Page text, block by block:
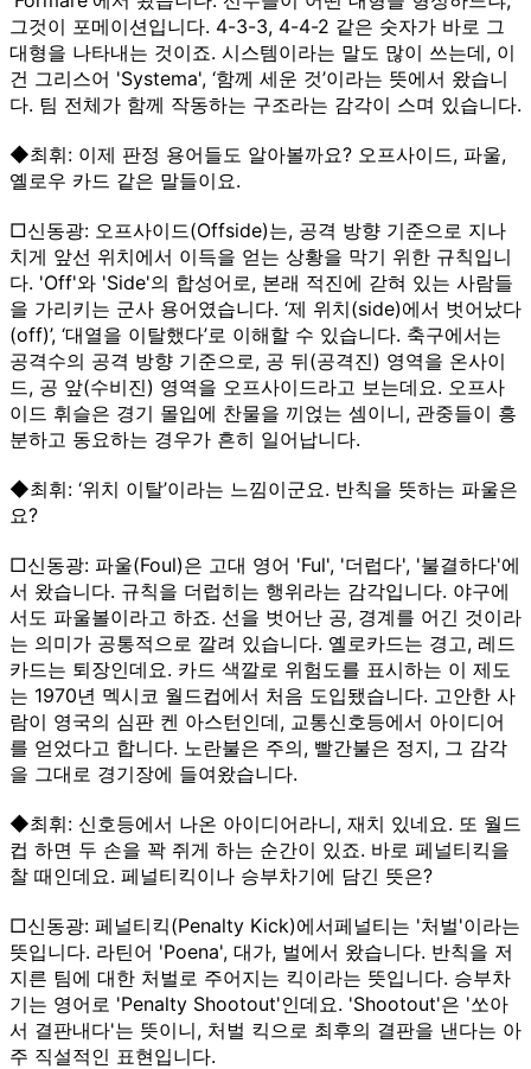
그것이 포메이션입니다. 4-3-3, 4-4-2 같은 숫자가 바로 그
대형을 나타내는 것이죠. 시스템이라는 말도 많이 쓰는데, 이
건 그리스어 'Systema', ‘함께 세운 것’이라는 뜻에서 왔습니
다. 팀 전체가 함께 작동하는 구조라는 감각이 스며 있습니다.
◆최휘: 이제 판정 용어들도 알아볼까요? 오프사이드, 파울,
옐로우 카드 같은 말들이요.
□신동광: 오프사이드(Offside)는, 공격 방향 기준으로 지나
치게 앞선 위치에서 이득을 얻는 상황을 막기 위한 규칙입니
다. 'Off'와 'Side'의 합성어로, 본래 적진에 갇혀 있는 사람들
을 가리키는 군사 용어였습니다. ‘제 위치(side)에서 벗어났다
(off)’, ‘대열을 이탈했다’로 이해할 수 있습니다. 축구에서는
공격수의 공격 방향 기준으로, 공 뒤(공격진) 영역을 온사이
드, 공 앞(수비진) 영역을 오프사이드라고 보는데요. 오프사
이드 휘슬은 경기 몰입에 찬물을 끼얹는 셈이니, 관중들이 흥
분하고 동요하는 경우가 흔히 일어납니다.
◆최휘: ‘위치 이탈’이라는 느낌이군요. 반칙을 뜻하는 파울은
요?
□신동광: 파울(Foul)은 고대 영어 'Ful', '더럽다', '불결하다'에
서 왔습니다. 규칙을 더럽히는 행위라는 감각입니다. 야구에
서도 파울볼이라고 하죠. 선을 벗어난 공, 경계를 어긴 것이라
는 의미가 공통적으로 깔려 있습니다. 옐로카드는 경고, 레드
카드는 퇴장인데요. 카드 색깔로 위험도를 표시하는 이 제도
는 1970년 멕시코 월드컵에서 처음 도입됐습니다. 고안한 사
람이 영국의 심판 켄 아스턴인데, 교통신호등에서 아이디어
를 얻었다고 합니다. 노란불은 주의, 빨간불은 정지, 그 감각
을 그대로 경기장에 들여왔습니다.
◆최휘: 신호등에서 나온 아이디어라니, 재치 있네요. 또 월드
컵 하면 두 손을 꽉 쥐게 하는 순간이 있죠. 바로 페널티킥을
찰 때인데요. 페널티킥이나 승부차기에 담긴 뜻은?
□신동광: 페널티킥(Penalty Kick)에서페널티는 '처벌'이라는
뜻입니다. 라틴어 'Poena', 대가, 벌에서 왔습니다. 반칙을 저
지른 팀에 대한 처벌로 주어지는 킥이라는 뜻입니다. 승부차
기는 영어로 'Penalty Shootout'인데요. 'Shootout'은 '쏘아
서 결판내다'는 뜻이니, 처벌 킥으로 최후의 결판을 낸다는 아
주 직설적인 표현입니다.